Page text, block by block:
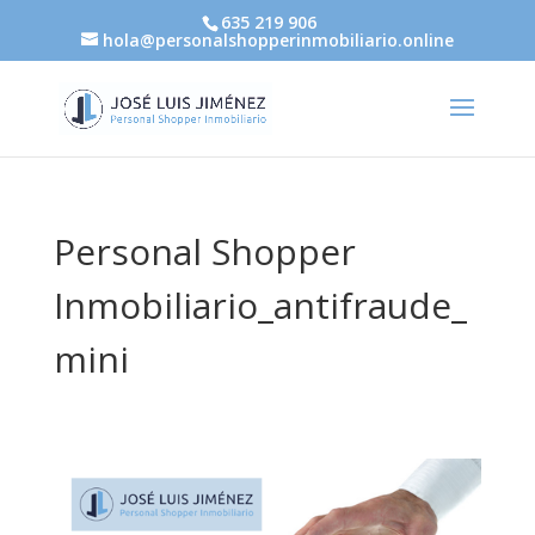
635 219 906
hola@personalshopperinmobiliario.online
Personal Shopper
Inmobiliario_antifraude_
mini